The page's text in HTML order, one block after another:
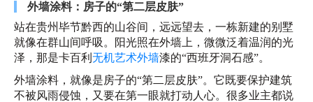
外墙涂料：房子的“第二层皮肤”
站在贵州毕节黔西的山谷间，远远望去，一栋新建的别墅
就像在群山间呼吸。阳光照在外墙上，微微泛着温润的光
泽，那是卡百利 无机艺术外墙漆的“西班牙洞石感”。
外墙涂料，就像是房子的“第二层皮肤”。它既要保护建筑
不被风雨侵蚀，又要在第一眼就打动人心。很多业主都说